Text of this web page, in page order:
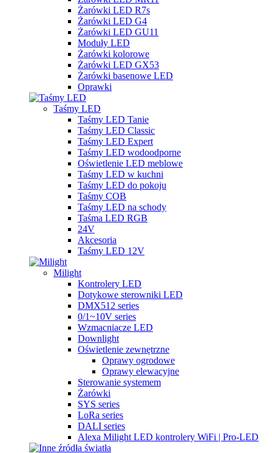
Żarówki LED R7s
Żarówki LED G4
Żarówki LED GU11
Moduły LED
Żarówki kolorowe
Żarówki LED GX53
Żarówki basenowe LED
Oprawki
Taśmy LED
Taśmy LED Tanie
Taśmy LED Classic
Taśmy LED Expert
Taśmy LED wodoodporne
Oświetlenie LED meblowe
Taśmy LED w kuchni
Taśmy LED do pokoju
Taśmy COB
Taśmy LED na schody
Taśma LED RGB
24V
Akcesoria
Taśmy LED 12V
Milight
Kontrolery LED
Dotykowe sterowniki LED
DMX512 series
0/1~10V series
Wzmacniacze LED
Downlight
Oświetlenie zewnętrzne
Oprawy ogrodowe
Oprawy elewacyjne
Sterowanie systemem
Żarówki
SYS series
LoRa series
DALI series
Alexa Milight LED kontrolery WiFi | Pro-LED